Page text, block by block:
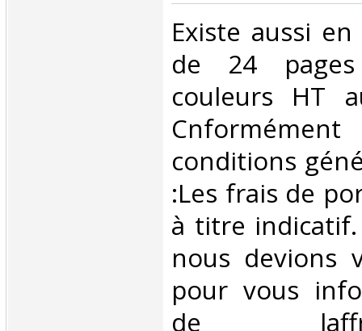
‎Existe aussi
de 24
couleurs HT
conditions
:Les frais de
à titre
nous devions
pour vous
de